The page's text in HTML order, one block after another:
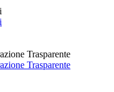
Trasparente
Trasparente